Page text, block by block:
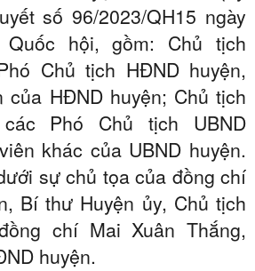
số 96/2023/QH15 ngày
Quốc hội, gồm: Chủ tịch
Chủ tịch HĐND huyện,
của HĐND huyện; Chủ tịch
các Phó Chủ tịch UBND
khác của UBND huyện.
sự chủ tọa của đồng chí
Bí thư Huyện ủy, Chủ tịch
chí Mai Xuân Thắng,
huyện.